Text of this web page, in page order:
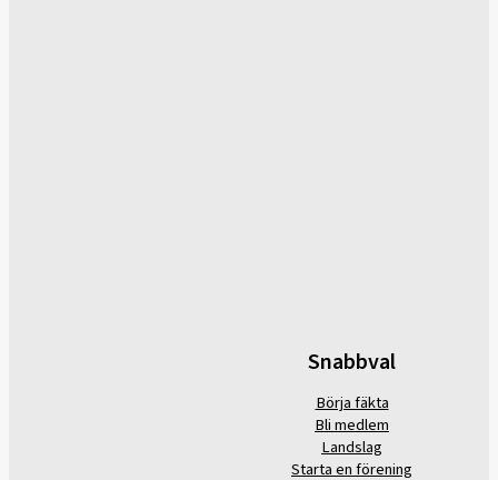
Snabbval
Börja fäkta
Bli medlem
Landslag
Starta en förening